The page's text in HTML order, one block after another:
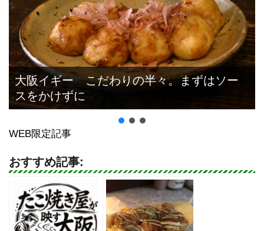
大阪イギー こだわりの半々。まずはソー
スをかけずに
WEB限定記事
おすすめ記事: